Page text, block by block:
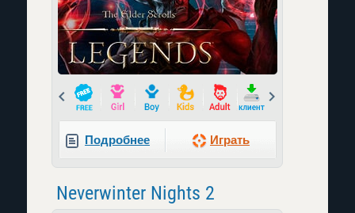
Prev
Подробнее Играть
Neverwinter Nights 2